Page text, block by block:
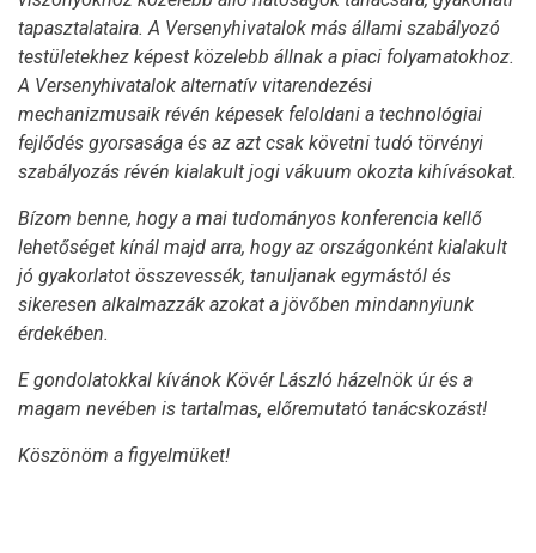
tapasztalataira. A Versenyhivatalok más állami szabályozó
testületekhez képest közelebb állnak a piaci folyamatokhoz.
A Versenyhivatalok alternatív vitarendezési
mechanizmusaik révén képesek feloldani a technológiai
fejlődés gyorsasága és az azt csak követni tudó törvényi
szabályozás révén kialakult jogi vákuum okozta kihívásokat.
Bízom benne, hogy a mai tudományos konferencia kellő
lehetőséget kínál majd arra, hogy az országonként kialakult
jó gyakorlatot összevessék, tanuljanak egymástól és
sikeresen alkalmazzák azokat a jövőben mindannyiunk
érdekében.
E gondolatokkal kívánok Kövér László házelnök úr és a
magam nevében is tartalmas, előremutató tanácskozást!
Köszönöm a figyelmüket!